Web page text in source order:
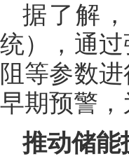
据了解
统），通
阻等参数
早期预警
推动储能